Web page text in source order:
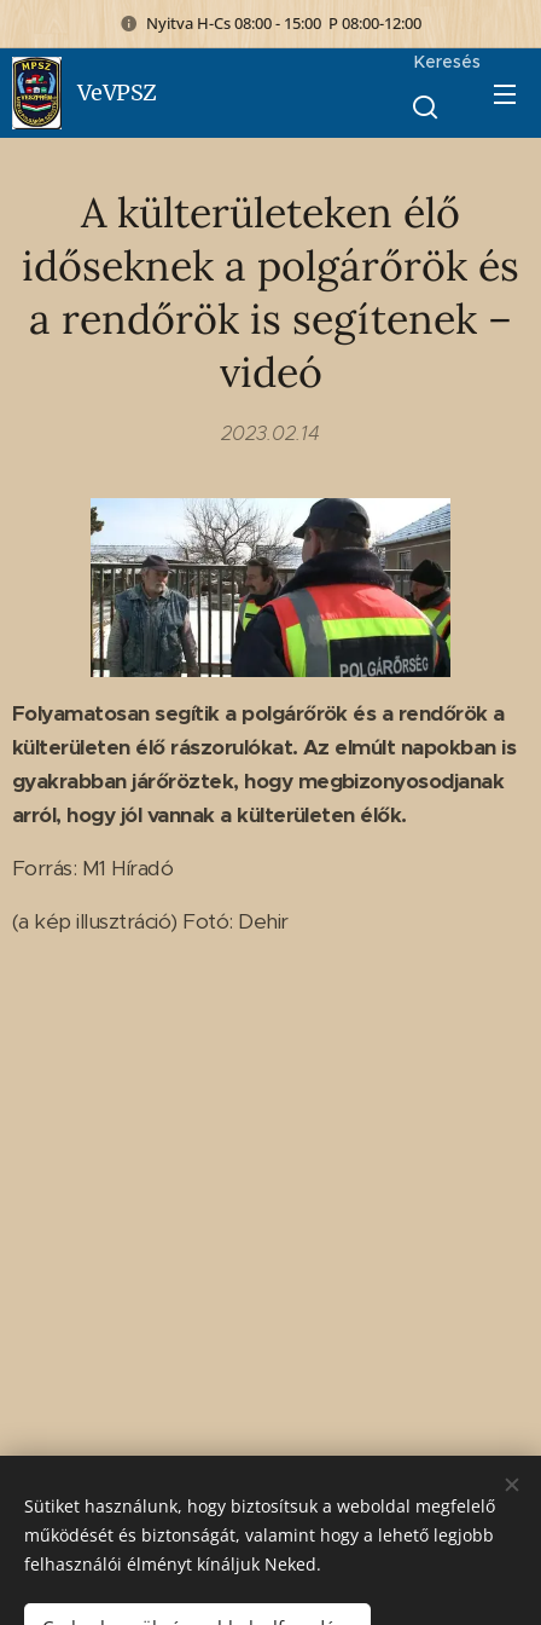
Nyitva H-Cs 08:00 - 15:00 P 08:00-12:00
VeVPSZ
Keresés
A külterületeken élő
időseknek a polgárőrök és
a rendőrök is segítenek –
videó
2023.02.14
Folyamatosan segítik a polgárőrök és a rendőrök a
külterületen élő rászorulókat. Az elmúlt napokban is
gyakrabban járőröztek, hogy megbizonyosodjanak
arról, hogy jól vannak a külterületen élők.
Forrás: M1 Híradó
(a kép illusztráció) Fotó: Dehir
Sütiket használunk, hogy biztosítsuk a weboldal megfelelő
működését és biztonságát, valamint hogy a lehető legjobb
felhasználói élményt kínáljuk Neked.